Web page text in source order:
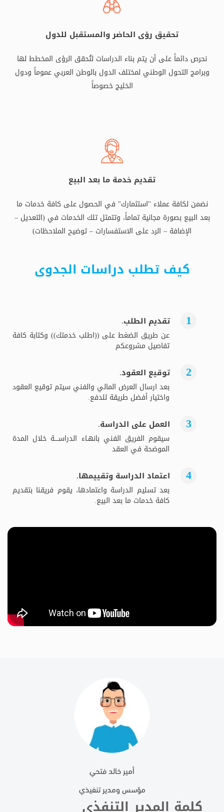
تحقيق رؤى الحاضر والمستقبل للدول
نحرص دائماً على أن يتم بناء الدراسات لتُحقق الرؤى المخطط لها
وبرامج التحول الوطني لمختلف الدول بالوطن العربي عموماً ودول
الخليج خصوصاً
تقديم خدمة ما بعد البيع
نضمن لكافة عملاء "استثمارك" في الحصول على كافة خدمات ما
بعد البيع بصورة مجانية تماماً، وتتمثل تلك الخدمات في (التعديل –
الإضافة – الرد على الاستفسارات – توضيح الملاحظات)
كيف تطلب دراسات الجدوى
تقديم الطلب.
عن طريق الضغط على ((اطلب خدمتك)) وكتابة كافة
تفاصيل مشروعكم
توقيع العقود.
بعد ارسال العرض المالي والفني سيتم توقيع العقود
واختيار أفضل طريقة للدفع.
العمل على الدراسة.
سيقوم الفريق الفني بانهـاء الدراســــة خلال المدة
الموضحة في العقد
اعتماد الدراسة وتقييمها.
بعد تسليم الدراسة واعتمادها، يقوم فريقنا بتقديم
كافة خدمات ما بعد البيع.
أمير خالد فتحي
مؤسس ومدير تنفيذي
كلمة المدير التنفذي